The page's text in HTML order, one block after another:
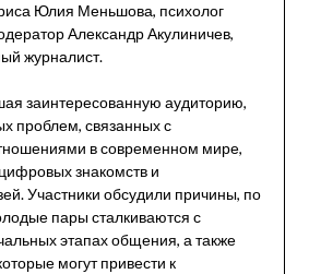
Юлия Меньшова, психолог
Александр Акулиничев,
журналист.
заинтересованную аудиторию,
проблем, связанных с
в современном мире,
знакомств и
Участники обсудили причины, по
пары сталкиваются с
этапах общения, а также
могут привести к